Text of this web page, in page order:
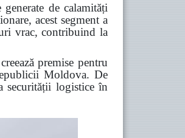
de calamități
acest segment a
vrac, contribuind la
premise pentru
Moldova. De
securității logistice în